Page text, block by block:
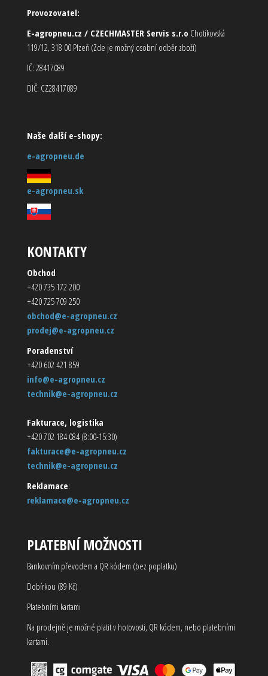
Provozovatel:
E-agropneu.cz / CZECHMASTER Servis s.r.o Chotíkovská
119/12, 318 00 Plzeň (Zde je možný osobní odběr zboží)
IČ: 28417089
DIČ: CZ28417089
Naše další e-shopy:
e-agropneu.de
e-agropneu.sk
KONTAKTY
Obchod
+420 735 172 200
+420 725 709 250
obchod@e-agropneu.cz
prodej@e-agropneu.cz
Poradenství
+420 602 421 859
info@e-agropneu.cz
technik@e-agropneu.cz
Fakturace, logistika
+420 702 184 084 (8:00-15:30)
fakturace@e-agropneu.cz
technik@e-agropneu.cz
Reklamace:
reklamace@e-agropneu.cz
PLATEBNÍ MOŽNOSTI
Bankovním převodem a QR kódem (bez poplatku)
Dobírkou (89 Kč)
Platebními kartami
Na prodejně je možné platit v hotovosti, QR kódem, nebo platebními
kartami.